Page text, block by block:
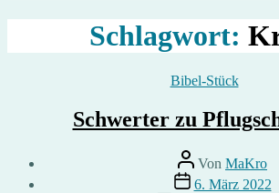
Schlagwort:
Kategorien
Bibel-Stück
Schwerter zu
Beitragsautor
Von MaKro
Beitragsdatum
6. März 2022